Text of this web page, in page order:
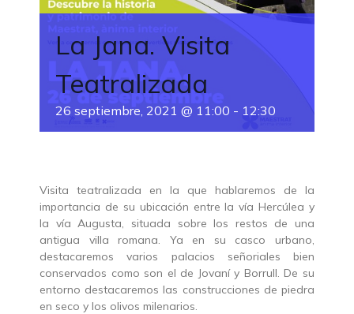
La Jana. Visita
Teatralizada
26 septiembre, 2021 @ 11:00 - 12:30
Visita teatralizada en la que hablaremos de la
importancia de su ubicación entre la vía Hercúlea y
la vía Augusta, situada sobre los restos de una
antigua villa romana. Ya en su casco urbano,
destacaremos varios palacios señoriales bien
conservados como son el de Jovaní y Borrull. De su
entorno destacaremos las construcciones de piedra
en seco y los olivos milenarios.